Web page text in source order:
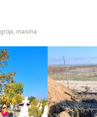
gropi, masina